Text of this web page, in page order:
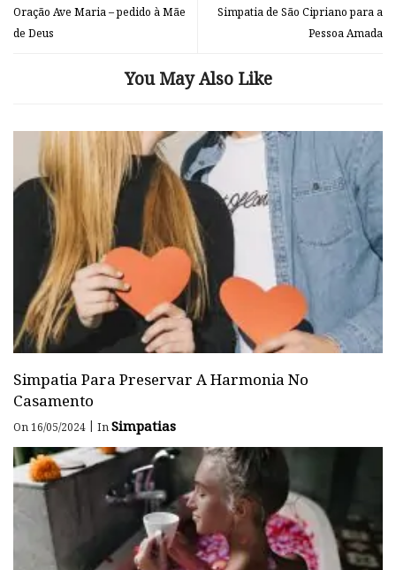
Oração Ave Maria – pedido à Mãe
de Deus
Simpatia de São Cipriano para a
Pessoa Amada
You May Also Like
Simpatia Para Preservar A Harmonia No
Casamento
On 16/05/2024 | InSimpatias